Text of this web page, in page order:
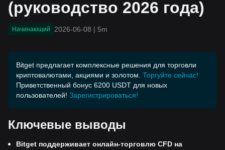
(руководство 2026 года)
Начинающий 2026-06-08 | 5m
Bitget предлагает комплексные решения для торговли
криптовалютами, акциями и золотом. Торгуйте сейчас!
Приветственный бонус 6200 USDT для новых
пользователей! Зарегистрироваться!
Ключевые выводы
Bitget поддерживает онлайн-торговлю CFD на